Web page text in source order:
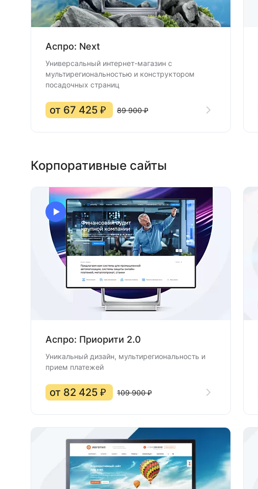
Аспро: Next
Универсальный интернет-магазин с
мультирегиональностью и конструктором
посадочных страниц
от 67 425 ₽ 89 900 ₽
Корпоративные сайты
Аспро: Приорити 2.0
Уникальный дизайн, мультирегиональность и
прием платежей
от 82 425 ₽ 109 900 ₽